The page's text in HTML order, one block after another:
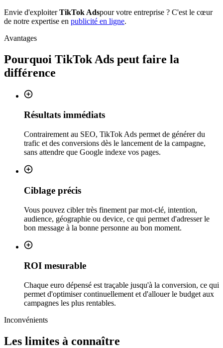
Envie d'exploiterTikTok Adspour votre entreprise ? C'est le cœur
de notre expertise en publicité en ligne.
Avantages
Pourquoi TikTok Ads peut faire la
différence
Résultats immédiats
Contrairement au SEO, TikTok Ads permet de générer du
trafic et des conversions dès le lancement de la campagne,
sans attendre que Google indexe vos pages.
Ciblage précis
Vous pouvez cibler très finement par mot-clé, intention,
audience, géographie ou device, ce qui permet d'adresser le
bon message à la bonne personne au bon moment.
ROI mesurable
Chaque euro dépensé est traçable jusqu'à la conversion, ce qui
permet d'optimiser continuellement et d'allouer le budget aux
campagnes les plus rentables.
Inconvénients
Les limites à connaître